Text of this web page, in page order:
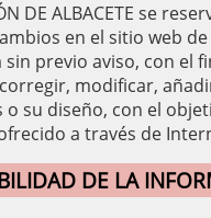
DE ALBACETE se
en el sitio web de
sin previo aviso, con el
modificar,
o su diseño, con el
a través de
DE LA